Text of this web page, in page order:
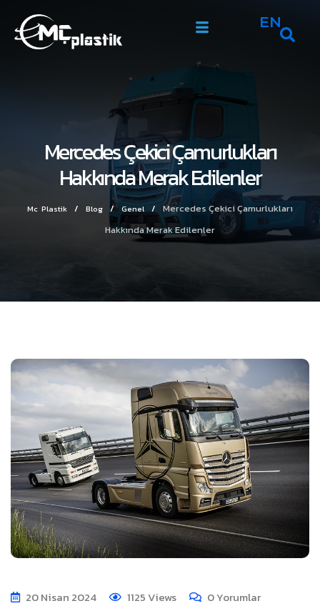
EN
Mercedes Çekici Çamurlukları
Hakkında Merak Edilenler
Mc Plastik / Blog / Genel / Mercedes Çekici Çamurlukları
Hakkında Merak Edilenler
20 Nisan 2024 1125 Views 0Yorumlar